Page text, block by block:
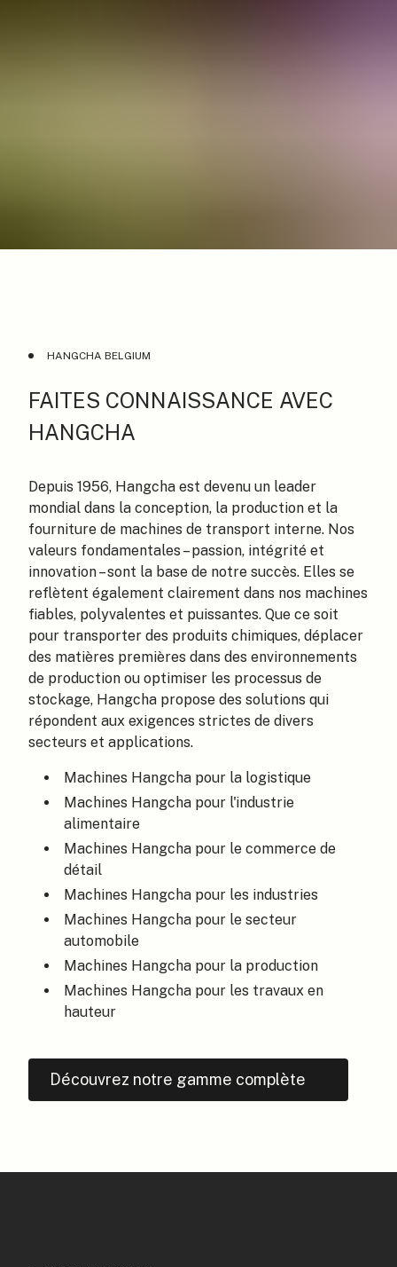
HANGCHA BELGIUM
FAITES CONNAISSANCE AVEC
HANGCHA
Depuis 1956, Hangcha est devenu un leader
mondial dans la conception, la production et la
fourniture de machines de transport interne. Nos
valeurs fondamentales – passion, intégrité et
innovation – sont la base de notre succès. Elles se
reflètent également clairement dans nos machines
fiables, polyvalentes et puissantes. Que ce soit
pour transporter des produits chimiques, déplacer
des matières premières dans des environnements
de production ou optimiser les processus de
stockage, Hangcha propose des solutions qui
répondent aux exigences strictes de divers
secteurs et applications.
Machines Hangcha pour la logistique
Machines Hangcha pour l'industrie
alimentaire
Machines Hangcha pour le commerce de
détail
Machines Hangcha pour les industries
Machines Hangcha pour le secteur
automobile
Machines Hangcha pour la production
Machines Hangcha pour les travaux en
hauteur
Découvrez notre gamme complète